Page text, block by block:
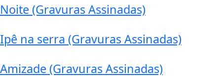
Noite (Gravuras Assinadas)
Ipê na serra (Gravuras Assinadas)
Amizade (Gravuras Assinadas)